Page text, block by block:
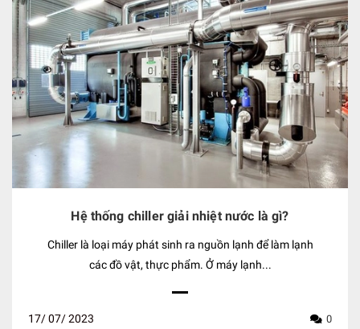
Hệ thống chiller giải nhiệt nước là gì?
Chiller là loại máy phát sinh ra nguồn lạnh để làm lạnh
các đồ vật, thực phẩm. Ở máy lạnh...
17/07/2023 0